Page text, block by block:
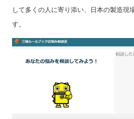
して多くの人に寄り添い、日本の製造現
す。